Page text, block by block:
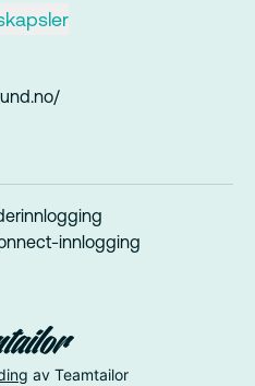
innlogging
av Teamtailor